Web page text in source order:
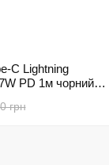
C Lightning
PD 1м чорний
грн